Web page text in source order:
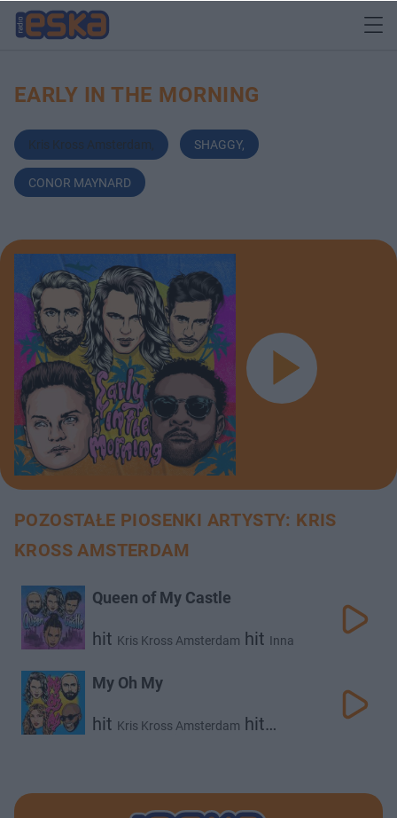
EARLY IN THE MORNING
Kris Kross Amsterdam SHAGGY,
CONOR MAYNARD
POZOSTAŁE PIOSENKI ARTYSTY: KRIS
KROSS AMSTERDAM
Queen of My Castle
hit Kris Kross Amsterdam hit Inna
My Oh My
hit Kris Kross Amsterdam hit